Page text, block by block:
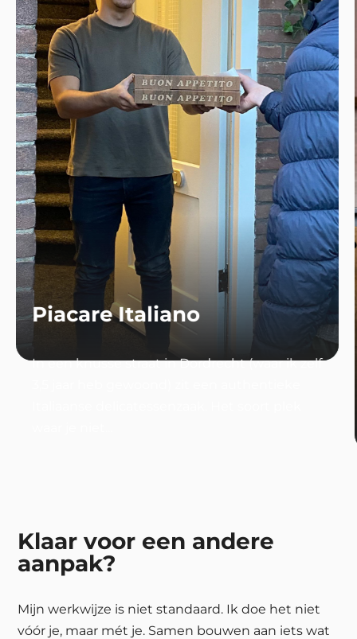
HEK Installatie
Klaar voor een andere
aanpak?
Mijn werkwijze is niet standaard. Ik doe het niet
vóór je, maar mét je. Samen bouwen aan iets wat